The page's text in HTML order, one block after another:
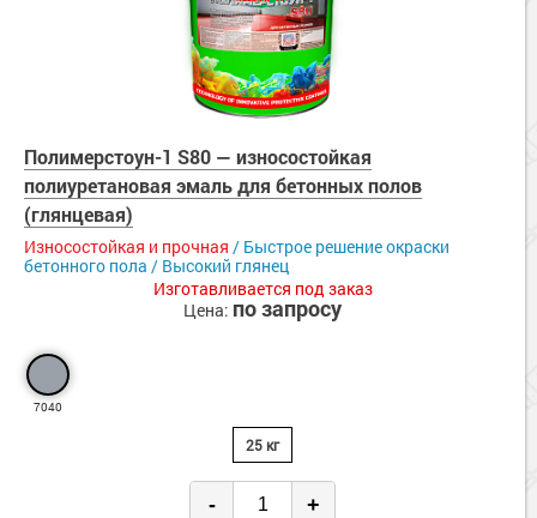
Полимерстоун-1 S80 — износостойкая
полиуретановая эмаль для бетонных полов
(глянцевая)
Износостойкая и прочная / Быстрое решение окраски
бетонного пола / Высокий глянец
Изготавливается под заказ
Цена: по запросу
7040
25 кг
- +